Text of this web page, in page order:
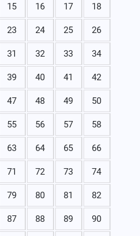
15 16 17 18
23 24 25 26
31 32 33 34
39 40 41 42
47 48 49 50
55 56 57 58
63 64 65 66
71 72 73 74
79 80 81 82
87 88 89 90